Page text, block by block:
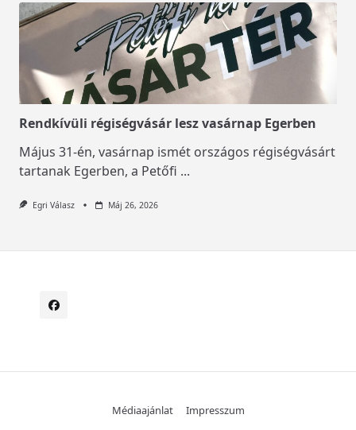
Rendkívüli régiségvásár lesz vasárnap Egerben
Május 31-én, vasárnap ismét országos régiségvásárt
tartanak Egerben, a Petőfi ...
Egri Válasz Máj 26, 2026
Médiaajánlat Impresszum